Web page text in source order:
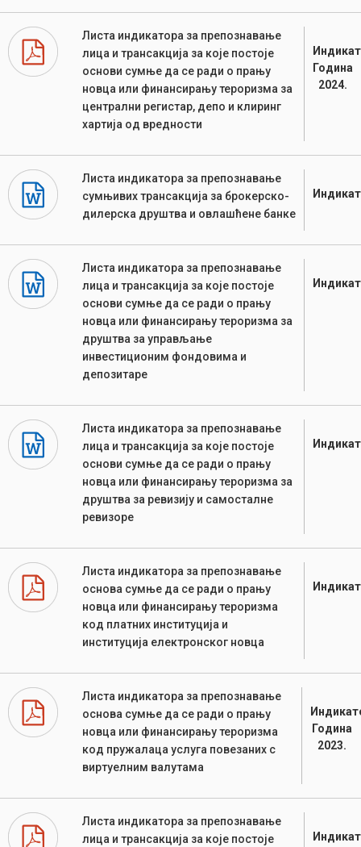
Листа индикатора за препознавање
лица и трансакција за које постоје
основи сумње да се ради о прању
новца или финансирању тероризма за
централни регистар, депо и клиринг
хартија од вредности
Година
2024.
Листа индикатора за препознавање
сумњивих трансакција за брокерско-
дилерска друштва и овлашћене банке
Листа индикатора за препознавање
лица и трансакција за које постоје
основи сумње да се ради о прању
новца или финансирању тероризма за
друштва за управљање
инвестиционим фондовима и
депозитаре
Листа индикатора за препознавање
лица и трансакција за које постоје
основи сумње да се ради о прању
новца или финансирању тероризма за
друштва за ревизију и самосталне
ревизоре
Листа индикатора за препознавање
основа сумње да се ради о прању
новца или финансирању тероризма
код платних институција и
институција електронског новца
Листа индикатора за препознавање
основа сумње да се ради о прању
новца или финансирању тероризма
код пружалаца услуга повезаних с
виртуелним валутама
Година
2023.
Листа индикатора за препознавање
лица и трансакција за које постоје